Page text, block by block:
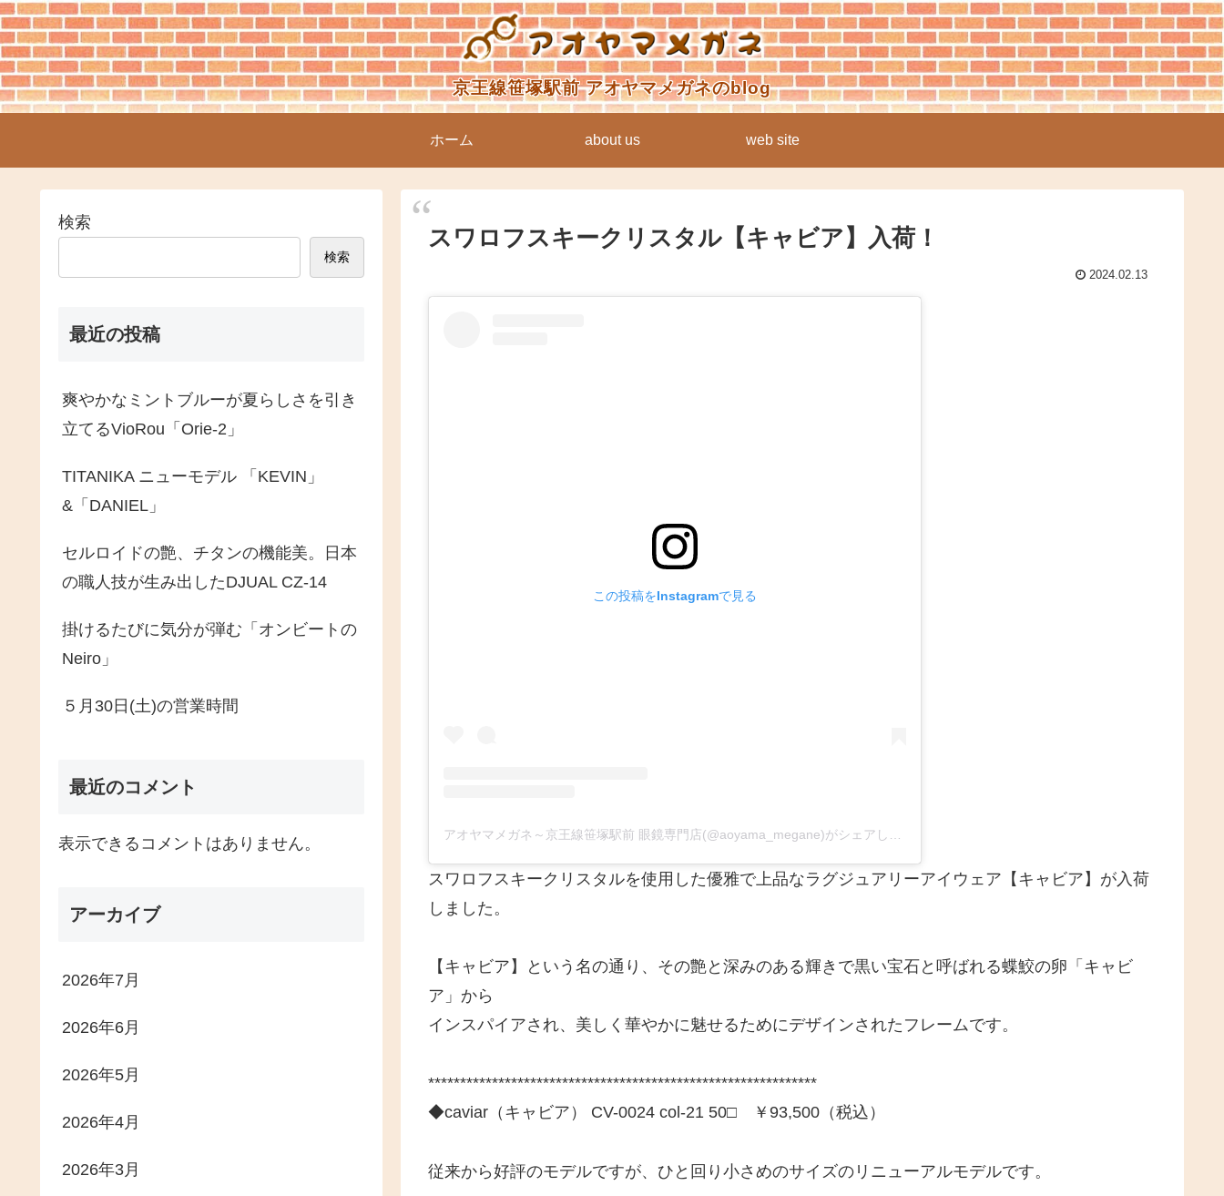
京王線笹塚駅前 アオヤマメガネのblog
ホーム about us web site
スワロフスキークリスタル【キャビア】入荷！
2024.02.13
この投稿をInstagramで見る
スワロフスキークリスタルを使用した優雅で上品なラグジュアリーアイウェア【キャビア】が入荷
しました。
【キャビア】という名の通り、その艶と深みのある輝きで黒い宝石と呼ばれる蝶鮫の卵「キャビ
ア」から
インスパイアされ、美しく華やかに魅せるためにデザインされたフレームです。
*************************************************************
◆caviar（キャビア） CV-0024 col-21 50□ ￥93,500（税込）
従来から好評のモデルですが、ひと回り小さめのサイズのリニューアルモデルです。
検索
検索
最近の投稿
爽やかなミントブルーが夏らしさを引き
立てるVioRou「Orie-2」
TITANIKA ニューモデル 「KEVIN」
&「DANIEL」
セルロイドの艶、チタンの機能美。日本
の職人技が生み出したDJUAL CZ-14
掛けるたびに気分が弾む「オンビートの
Neiro」
５月30日(土)の営業時間
最近のコメント
表示できるコメントはありません。
アーカイブ
2026年7月
2026年6月
2026年5月
2026年4月
2026年3月